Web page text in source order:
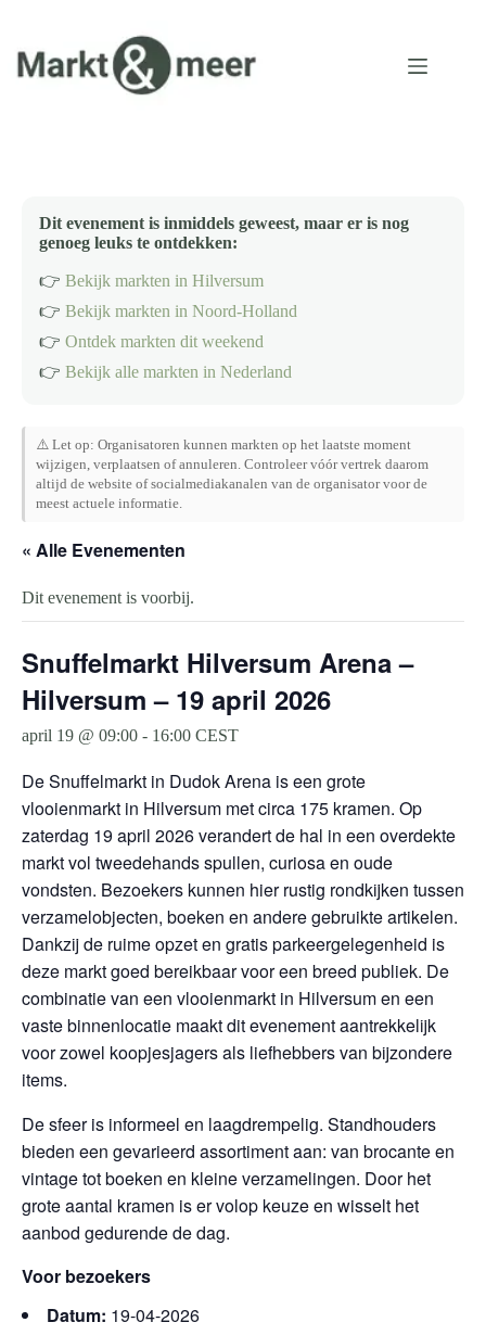
inhoud
Dit evenement is inmiddels geweest, maar er is nog
genoeg leuks te ontdekken:
👉 Bekijk markten in Hilversum
👉 Bekijk markten in Noord-Holland
👉 Ontdek markten dit weekend
👉 Bekijk alle markten in Nederland
⚠️ Let op: Organisatoren kunnen markten op het laatste moment
wijzigen, verplaatsen of annuleren. Controleer vóór vertrek daarom
altijd de website of socialmediakanalen van de organisator voor de
meest actuele informatie.
« Alle Evenementen
Dit evenement is voorbij.
Snuffelmarkt Hilversum Arena –
Hilversum – 19 april 2026
april 19 @ 09:00 - 16:00 CEST
De Snuffelmarkt in Dudok Arena is een grote
vlooienmarkt in Hilversum met circa 175 kramen. Op
zaterdag 19 april 2026 verandert de hal in een overdekte
markt vol tweedehands spullen, curiosa en oude
vondsten. Bezoekers kunnen hier rustig rondkijken tussen
verzamelobjecten, boeken en andere gebruikte artikelen.
Dankzij de ruime opzet en gratis parkeergelegenheid is
deze markt goed bereikbaar voor een breed publiek. De
combinatie van een vlooienmarkt in Hilversum en een
vaste binnenlocatie maakt dit evenement aantrekkelijk
voor zowel koopjesjagers als liefhebbers van bijzondere
items.
De sfeer is informeel en laagdrempelig. Standhouders
bieden een gevarieerd assortiment aan: van brocante en
vintage tot boeken en kleine verzamelingen. Door het
grote aantal kramen is er volop keuze en wisselt het
aanbod gedurende de dag.
Voor bezoekers
Datum: 19-04-2026